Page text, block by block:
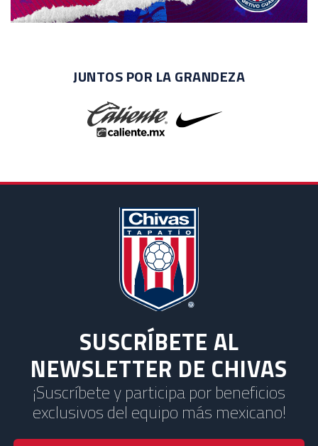
JUNTOS POR LA GRANDEZA
SUSCRÍBETE AL
NEWSLETTER DE CHIVAS
¡Suscríbete y participa por beneficios
exclusivos del equipo más mexicano!